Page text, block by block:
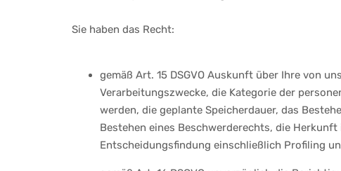
Sie haben das Recht:
gemäß Art. 15 DSGVO Auskunft über Ihre von
Verarbeitungszwecke, die Kategorie der
werden, die geplante Speicherdauer, das
Bestehen eines Beschwerderechts, die
Entscheidungsfindung einschließlich Profiling